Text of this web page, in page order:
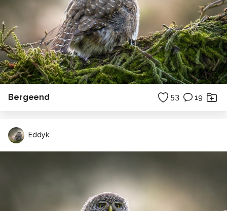
Bergeend 53 19
Eddyk